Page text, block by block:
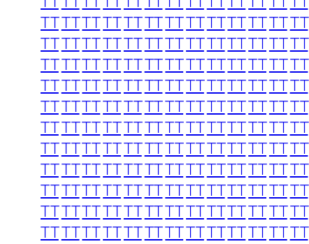
TTTTTTTTTTTTTTTTTTTTTTTTTT
TTTTTTTTTTTTTTTTTTTTTTTTTT
TTTTTTTTTTTTTTTTTTTTTTTTTT
TTTTTTTTTTTTTTTTTTTTTTTTTT
TTTTTTTTTTTTTTTTTTTTTTTTTT
TTTTTTTTTTTTTTTTTTTTTTTTTT
TTTTTTTTTTTTTTTTTTTTTTTTTT
TTTTTTTTTTTTTTTTTTTTTTTTTT
TTTTTTTTTTTTTTTTTTTTTTTTTT
TTTTTTTTTTTTTTTTTTTTTTTTTT
TTTTTTTTTTTTTTTTTTTTTTTTTT